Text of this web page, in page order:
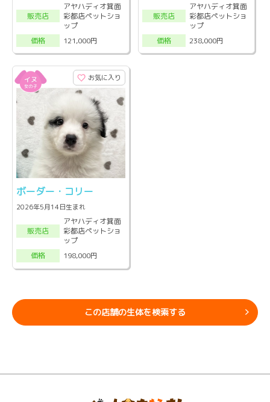
販売店
アヤハディオ箕面
彩都店ペットショ
ップ
価格
121,000円
販売店
アヤハディオ箕面
彩都店ペットショ
ップ
価格
238,000円
お気に入り
ボーダー・コリー
2026年5月14日生まれ
販売店
アヤハディオ箕面
彩都店ペットショ
ップ
価格
198,000円
この店舗の生体を検索する